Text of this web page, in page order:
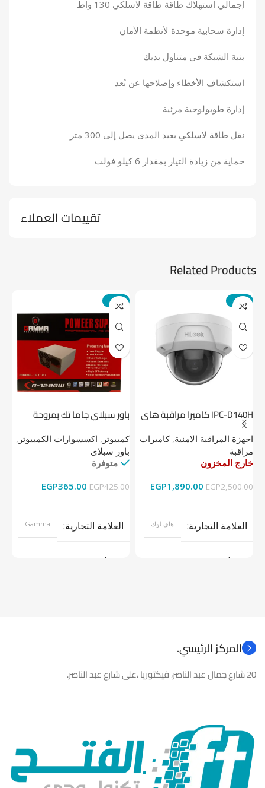
إجمالي استهلاك طاقة طاقة لاسلكي 130 واط
إدارة سحابية موحدة لأنظمة الأمان
بنية الشبكة في متناول يديك
استكشاف الأخطاء وإصلاحها عن بُعد
إدارة طوبولوجية مرئية
نقل طاقة لاسلكي بعيد المدى يصل إلى 300 متر
حماية من زيادة التيار بمقدار 6 كيلو فولت
تقييمات العملاء
Related Products
-24%
IPC-D140H كاميرا مراقبة هاى
لوك داخلية 4 ميجا
اجهزة المراقبة الامنية,كاميرات
مراقبة
خارج المخزون
EGP2,500.00
EGP1,890.00
العلامة التجارية هاي لوك
موديل
-14%
باور سبلاي جاما تك بمروحة
كمبيوتر , اكسسوارات الكمبيوتر ,
باور سبلاى
متوفرة
EGP425.00
EGP365.00
العلامة التجارية Gamma
موديل
المركز الرئيسي.
20 شارع جمال عبد الناصر، فيكتوريا ،على شارع عبد الناصر.